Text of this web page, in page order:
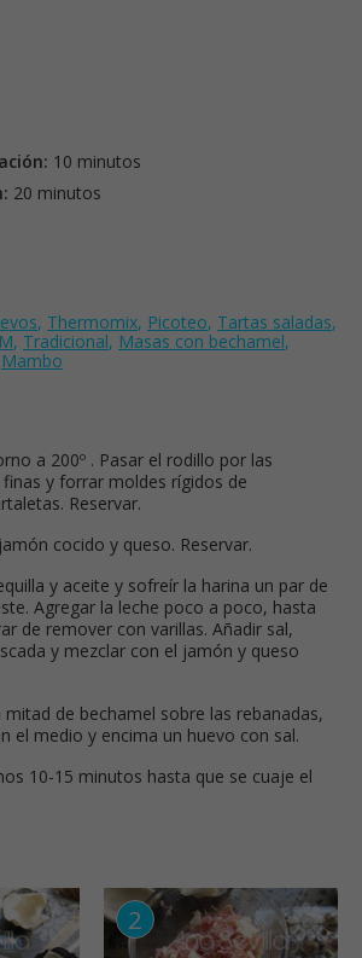
10 minutos
20 minutos
, Thermomix, Picoteo, Tartas saladas,
, Tradicional, Masas con bechamel,
Mambo
a 200º . Pasar el rodillo por las
y forrar moldes rígidos de
Reservar.
cocido y queso. Reservar.
y aceite y sofreír la harina un par de
Agregar la leche poco a poco, hasta
de remover con varillas. Añadir sal,
y mezclar con el jamón y queso
mitad de bechamel sobre las rebanadas,
el medio y encima un huevo con sal.
10-15 minutos hasta que se cuaje el